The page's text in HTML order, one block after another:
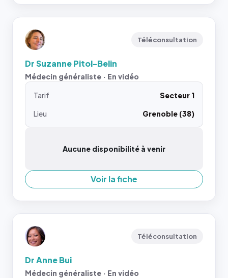
Téléconsultation
Dr Suzanne Pitol-Belin
Médecin généraliste · En vidéo
Tarif
Secteur 1
Lieu
Grenoble (38)
Aucune disponibilité à venir
Voir la fiche
Téléconsultation
Dr Anne Bui
Médecin généraliste · En vidéo